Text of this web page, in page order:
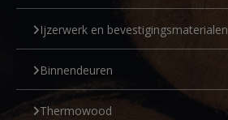
Ijzerwerk en bevestigingsmaterialen
Binnendeuren
Thermowood